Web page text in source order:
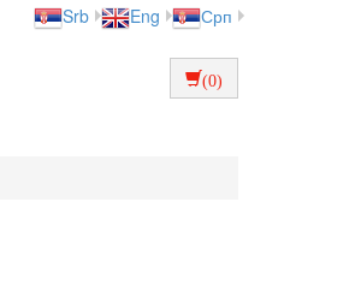
Srb Eng Срп
(0)